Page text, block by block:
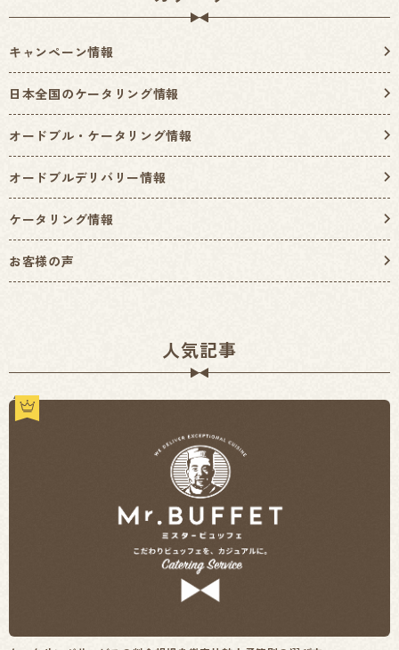
キャンペーン情報
日本全国のケータリング情報
オードブル・ケータリング情報
オードブルデリバリー情報
ケータリング情報
お客様の声
人気記事